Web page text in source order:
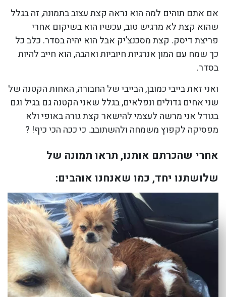
אם אתם תוהים למה הוא נראה קצת עצוב בתמונה, זה בגלל
שהוא קצת לא מרגיש טוב, עכשיו הוא בשיקום אחרי
פריצת דיסק. קצת מסכנצ’יק אבל הוא יהיה בסדר. כלב כל
כך שמח עם המון אנרגיות חיוביות ואהבה, הוא חייב להיות
בסדר.
ואני זאת בייבי כמובן, הבייבי של החבורה, האחות הקטנה של
שני אחים גדולים ונפלאים, בגלל שאני הקטנה גם בגיל וגם
בגודל אני מרשה לעצמי להישאר קצת גורה באופי ולא
מפסיקה לקפוץ משמחה ולהשתובב. כי ככה הכי כיף! ?
אחרי שהכרתם אותנו, תראו תמונה של
שלושתנו יחד, כמו שאנחנו אוהבים: